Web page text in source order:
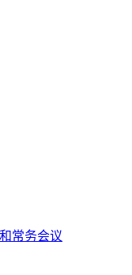
常务会议